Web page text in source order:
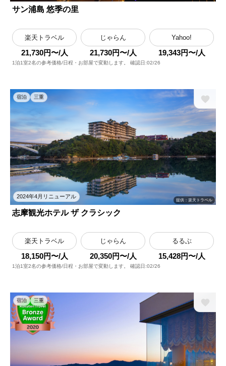
サン浦島 悠季の里
楽天トラベル
21,730円〜/人
じゃらん
21,730円〜/人
Yahoo!
19,343円〜/人
1泊1室2名の参考価格/日程・お部屋で変動します。 確認日:02/26
宿泊 三重
2024年4月リニューアル
提供：楽天トラベル
志摩観光ホテル ザ クラシック
楽天トラベル
18,150円〜/人
じゃらん
20,350円〜/人
るるぶ
15,428円〜/人
1泊1室2名の参考価格/日程・お部屋で変動します。 確認日:02/26
宿泊 三重